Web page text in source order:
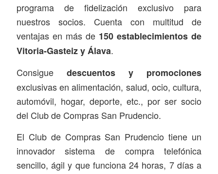
programa de fidelización exclusivo para
nuestros socios. Cuenta con multitud de
ventajas en más de 150 establecimientos de
Vitoria-Gasteiz y Álava.
Consigue descuentos y promociones
exclusivas en alimentación, salud, ocio, cultura,
automóvil, hogar, deporte, etc., por ser socio
del Club de Compras San Prudencio.
El Club de Compras San Prudencio tiene un
innovador sistema de compra telefónica
sencillo, ágil y que funciona 24 horas, 7 días a